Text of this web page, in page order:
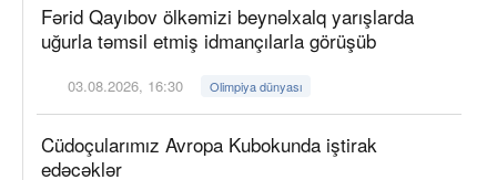
Fərid Qayıbov ölkəmizi beynəlxalq yarışlarda
uğurla təmsil etmiş idmançılarla görüşüb
03.08.2026, 16:30 Olimpiya dünyası
Cüdoçularımız Avropa Kubokunda iştirak
edəcəklər